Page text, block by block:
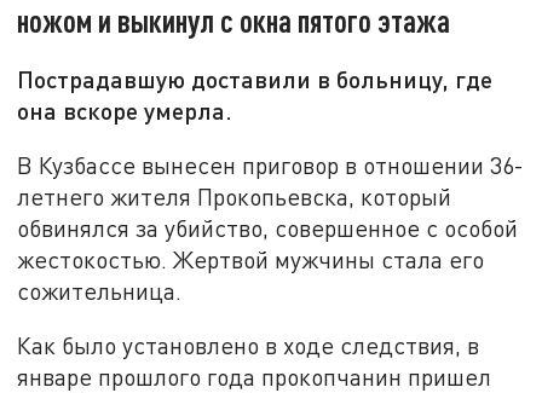
ножом и выкинул с окна пятого этажа
Пострадавшую доставили в больницу, где
она вскоре умерла.
В Кузбассе вынесен приговор в отношении 36-
летнего жителя Прокопьевска, который
обвинялся за убийство, совершенное с особой
жестокостью. Жертвой мужчины стала его
сожительница.
Как было установлено в ходе следствия, в
январе прошлого года прокопчанин пришел